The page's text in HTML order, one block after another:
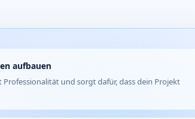
aufbauen
Professionalität und sorgt dafür, dass dein Projekt